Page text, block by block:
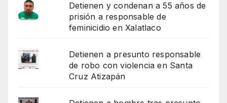
Detienen y condenan a 55 años de
prisión a responsable de
feminicidio en Xalatlaco
Detienen a presunto responsable
de robo con violencia en Santa
Cruz Atizapán